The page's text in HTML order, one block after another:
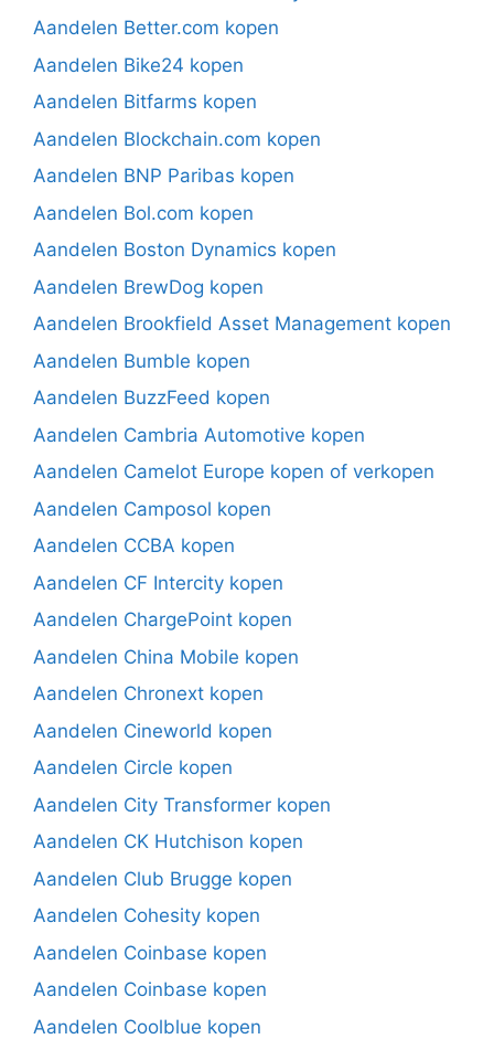
Aandelen Better.com kopen
Aandelen Bike24 kopen
Aandelen Bitfarms kopen
Aandelen Blockchain.com kopen
Aandelen BNP Paribas kopen
Aandelen Bol.com kopen
Aandelen Boston Dynamics kopen
Aandelen BrewDog kopen
Aandelen Brookfield Asset Management kopen
Aandelen Bumble kopen
Aandelen BuzzFeed kopen
Aandelen Cambria Automotive kopen
Aandelen Camelot Europe kopen of verkopen
Aandelen Camposol kopen
Aandelen CCBA kopen
Aandelen CF Intercity kopen
Aandelen ChargePoint kopen
Aandelen China Mobile kopen
Aandelen Chronext kopen
Aandelen Cineworld kopen
Aandelen Circle kopen
Aandelen City Transformer kopen
Aandelen CK Hutchison kopen
Aandelen Club Brugge kopen
Aandelen Cohesity kopen
Aandelen Coinbase kopen
Aandelen Coinbase kopen
Aandelen Coolblue kopen